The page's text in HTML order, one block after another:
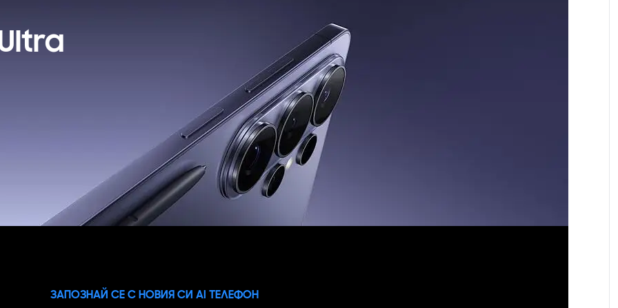
се заплаща цената на устройството без тарифен план и стойността на предплатения пакет.
А1 България или партньорската мрежа.
ЗАПОЗНАЙ СЕ С НОВИЯ СИ AI ТЕЛЕФОН